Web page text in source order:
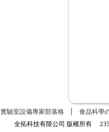
實驗室設備專家部落格 食品科學
全拓科技有限公司 版權所有